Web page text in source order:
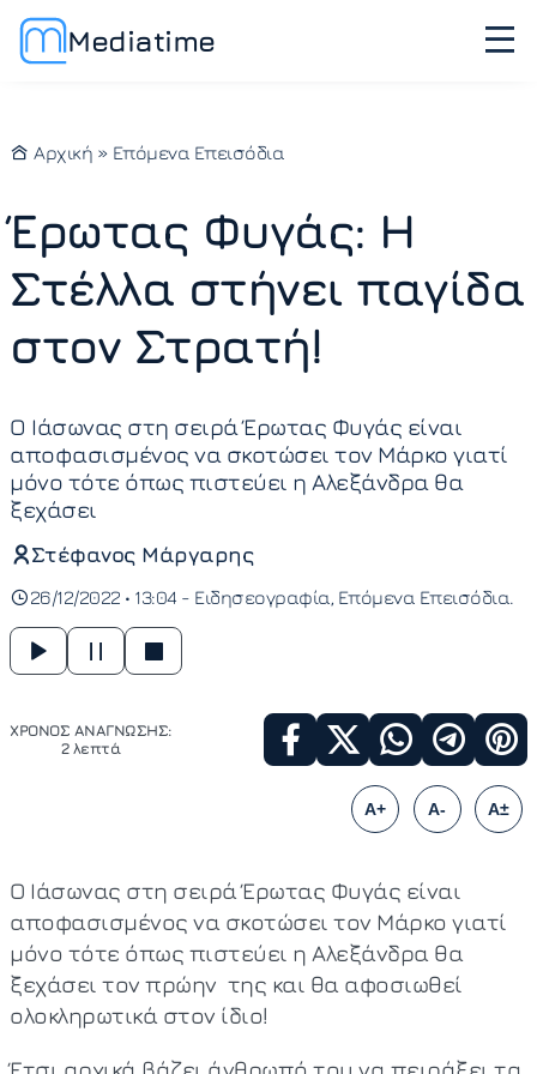
Mediatime
Αρχική » Επόμενα Επεισόδια
Έρωτας Φυγάς: Η
Στέλλα στήνει παγίδα
στον Στρατή!
Ο Ιάσωνας στη σειρά Έρωτας Φυγάς είναι
αποφασισμένος να σκοτώσει τον Μάρκο γιατί
μόνο τότε όπως πιστεύει η Αλεξάνδρα θα
ξεχάσει
Στέφανος Μάργαρης
26/12/2022 • 13:04 - Ειδησεογραφία Επόμενα Επεισόδια
ΧΡΟΝΟΣ ΑΝΑΓΝΩΣΗΣ:
2 λεπτά
A+ A- A±
Ο Ιάσωνας στη σειρά Έρωτας Φυγάς είναι
αποφασισμένος να σκοτώσει τον Μάρκο γιατί
μόνο τότε όπως πιστεύει η Αλεξάνδρα θα
ξεχάσει τον πρώην της και θα αφοσιωθεί
ολοκληρωτικά στον ίδιο!